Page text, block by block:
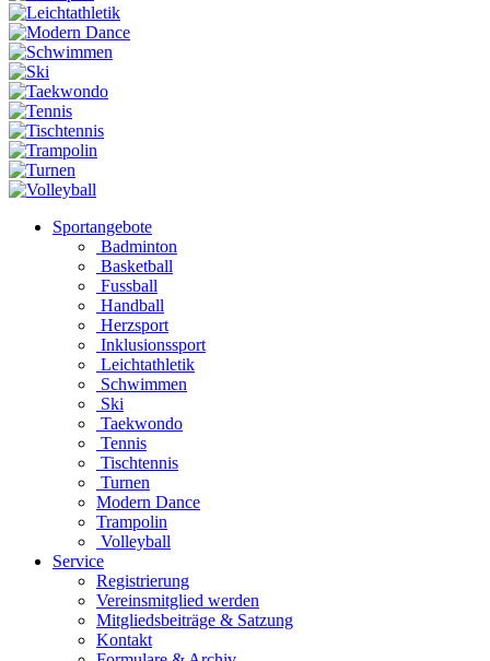
Sportangebote
Badminton
Basketball
Fussball
Handball
Herzsport
Inklusionssport
Leichtathletik
Schwimmen
Ski
Taekwondo
Tennis
Tischtennis
Turnen
Modern Dance
Trampolin
Volleyball
Service
Registrierung
Vereinsmitglied werden
Mitgliedsbeiträge & Satzung
Kontakt